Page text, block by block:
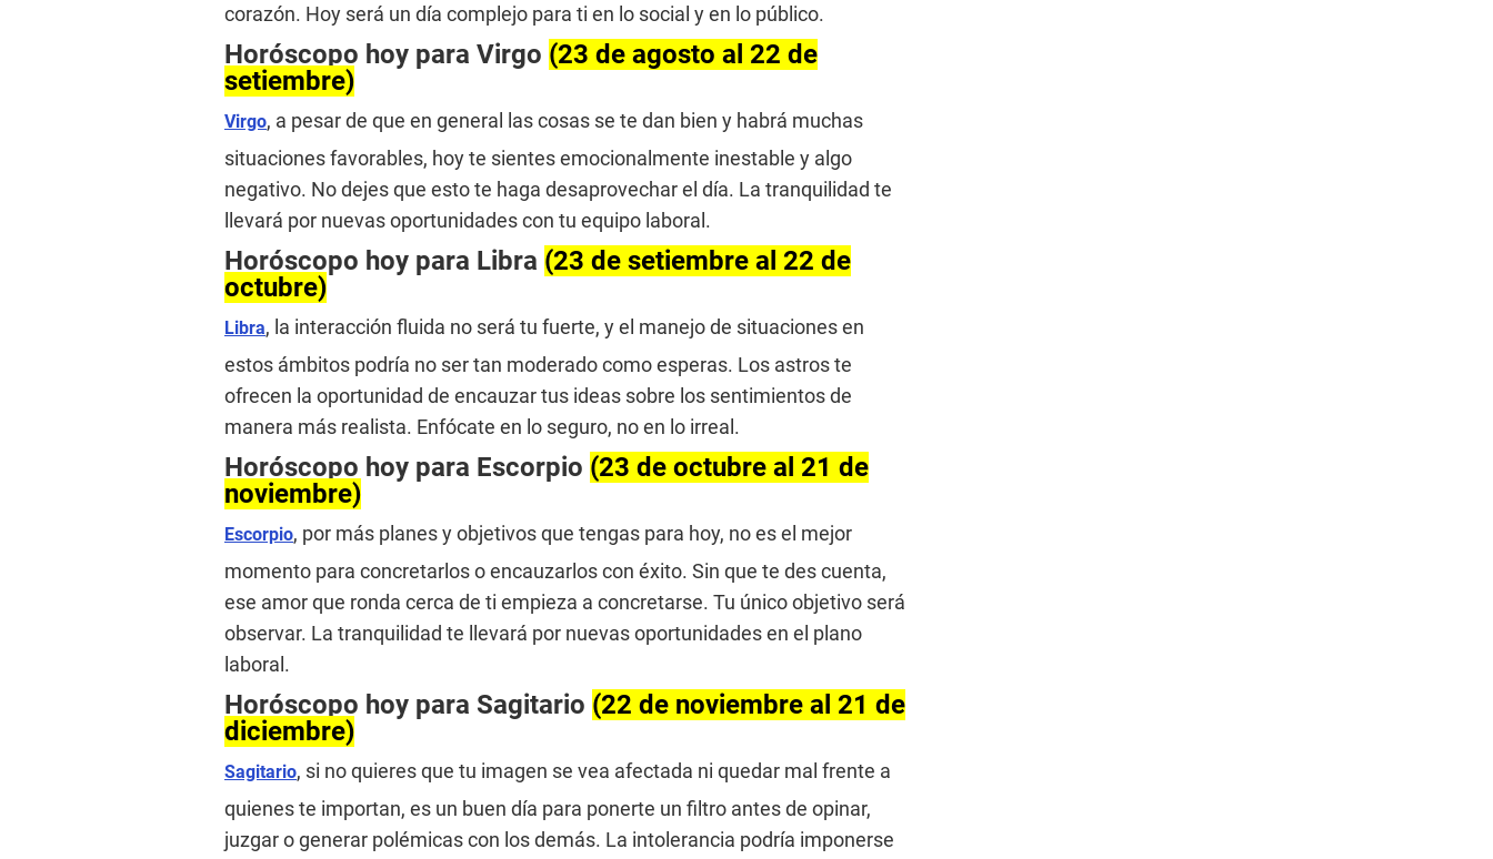
corazón. Hoy será un día complejo para ti en lo social y en lo público.
Horóscopo hoy para Virgo (23 de agosto al 22 de
setiembre)
Virgo, a pesar de que en general las cosas se te dan bien y habrá muchas
situaciones favorables, hoy te sientes emocionalmente inestable y algo
negativo. No dejes que esto te haga desaprovechar el día. La tranquilidad te
llevará por nuevas oportunidades con tu equipo laboral.
Horóscopo hoy para Libra (23 de setiembre al 22 de
octubre)
Libra, la interacción fluida no será tu fuerte, y el manejo de situaciones en
estos ámbitos podría no ser tan moderado como esperas. Los astros te
ofrecen la oportunidad de encauzar tus ideas sobre los sentimientos de
manera más realista. Enfócate en lo seguro, no en lo irreal.
Horóscopo hoy para Escorpio (23 de octubre al 21 de
noviembre)
Escorpio, por más planes y objetivos que tengas para hoy, no es el mejor
momento para concretarlos o encauzarlos con éxito. Sin que te des cuenta,
ese amor que ronda cerca de ti empieza a concretarse. Tu único objetivo será
observar. La tranquilidad te llevará por nuevas oportunidades en el plano
laboral.
Horóscopo hoy para Sagitario (22 de noviembre al 21 de
diciembre)
Sagitario, si no quieres que tu imagen se vea afectada ni quedar mal frente a
quienes te importan, es un buen día para ponerte un filtro antes de opinar,
juzgar o generar polémicas con los demás. La intolerancia podría imponerse